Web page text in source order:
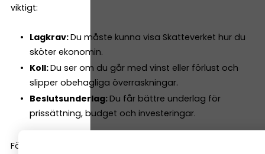
viktigt:
Lagkrav:Du måste kunna visa Skatteverket hur du
sköter ekonomin.
Koll:Du ser om du går med vinst eller förlust och
slipper obehagliga överraskningar.
Beslutsunderlag: Du får bättre underlag för
prissättning, budget och investeringar.
För aktiebolag är bokföringen dessutom grunden för